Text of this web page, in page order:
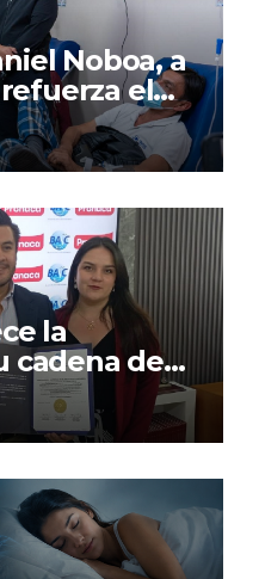
Noboa, a
refuerza el
insulina
de
la
cadena de